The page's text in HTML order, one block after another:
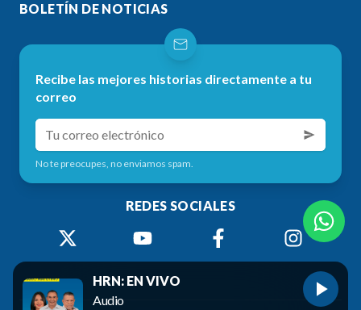
BOLETÍN DE NOTICIAS
Recibe las mejores historias directamente a tu
correo
No te preocupes, no enviamos spam.
REDES SOCIALES
HRN: EN VIVO
Audio